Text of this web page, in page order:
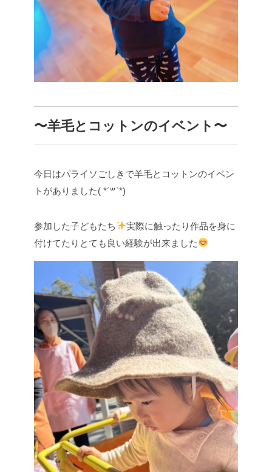
〜羊毛とコットンのイベント〜
今日はパライソごしきで羊毛とコットンのイベン
トがありました( *´꒳`*)
参加した子どもたち
実際に触ったり作品を身に
付けてたりとても良い経験が出来ました